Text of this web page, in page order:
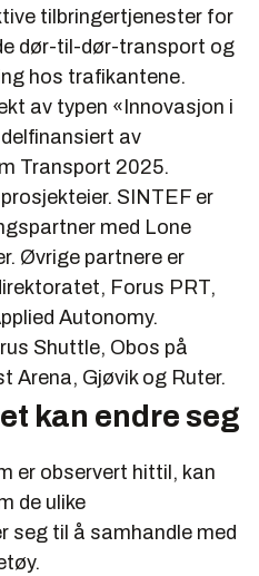
tilbringertjenester for
dør-til-dør-transport og
hos trafikantene.
av typen «Innovasjon i
av
Transport 2025.
SINTEF er
med Lone
Øvrige partnere er
Forus PRT,
Autonomy.
Shuttle, Obos på
Arena, Gjøvik og Ruter.
kan endre seg
er observert hittil, kan
de ulike
seg til å samhandle med